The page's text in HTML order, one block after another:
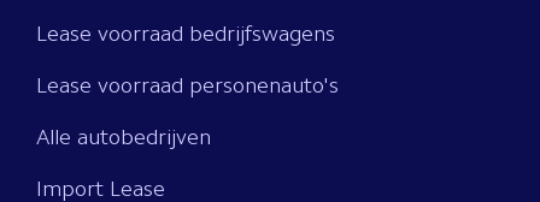
Lease voorraad bedrijfswagens
Lease voorraad personenauto's
Alle autobedrijven
Import Lease